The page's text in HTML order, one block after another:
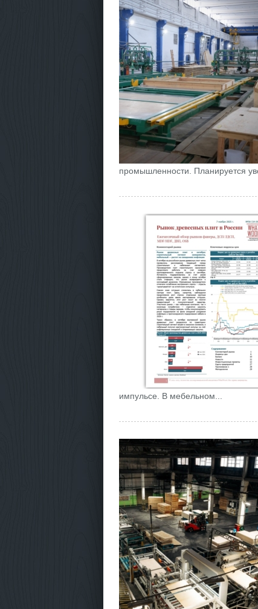
промышленности. Планируется
импульсе. В мебельном...